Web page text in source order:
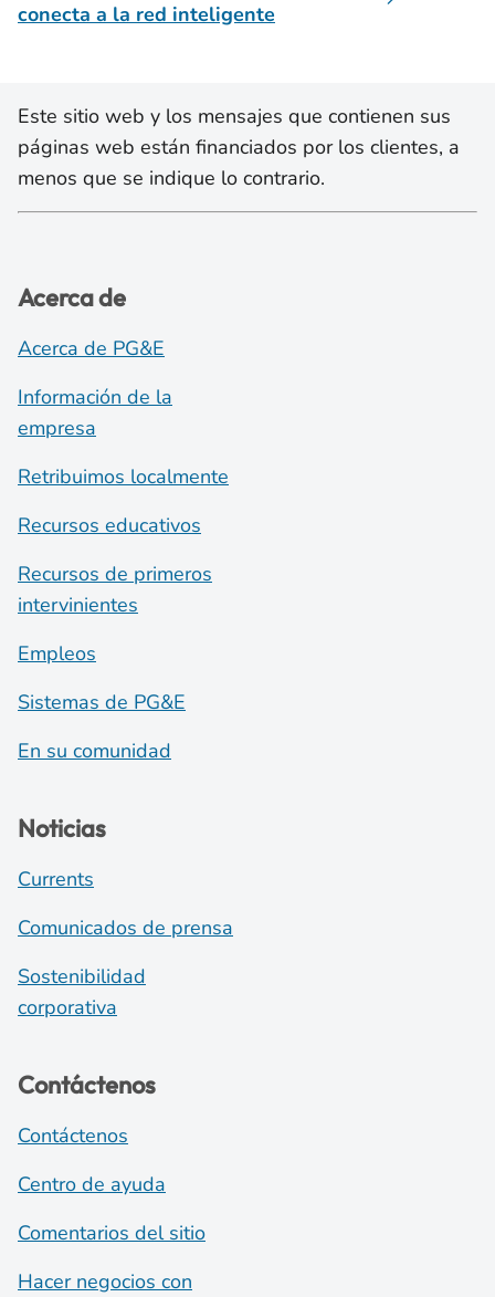
conecta a la red inteligente
Este sitio web y los mensajes que contienen sus
páginas web están financiados por los clientes, a
menos que se indique lo contrario.
Acerca de
Acerca de PG&E
Información de la
empresa
Retribuimos localmente
Recursos educativos
Recursos de primeros
intervinientes
Empleos
Sistemas de PG&E
En su comunidad
Noticias
Currents
Comunicados de prensa
Sostenibilidad
corporativa
Contáctenos
Contáctenos
Centro de ayuda
Comentarios del sitio
Hacer negocios con